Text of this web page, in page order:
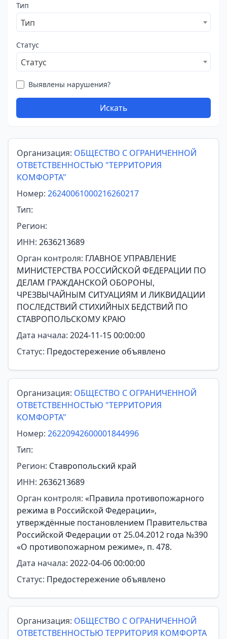
Тип
Тип
Статус
Статус
Выявлены нарушения?
Искать
Организация: ОБЩЕСТВО С ОГРАНИЧЕННОЙ
ОТВЕТСТВЕННОСТЬЮ "ТЕРРИТОРИЯ
КОМФОРТА"
Номер: 26240061000216260217
Тип:
Регион:
ИНН: 2636213689
Орган контроля: ГЛАВНОЕ УПРАВЛЕНИЕ
МИНИСТЕРСТВА РОССИЙСКОЙ ФЕДЕРАЦИИ ПО
ДЕЛАМ ГРАЖДАНСКОЙ ОБОРОНЫ,
ЧРЕЗВЫЧАЙНЫМ СИТУАЦИЯМ И ЛИКВИДАЦИИ
ПОСЛЕДСТВИЙ СТИХИЙНЫХ БЕДСТВИЙ ПО
СТАВРОПОЛЬСКОМУ КРАЮ
Дата начала: 2024-11-15 00:00:00
Статус: Предостережение объявлено
Организация: ОБЩЕСТВО С ОГРАНИЧЕННОЙ
ОТВЕТСТВЕННОСТЬЮ "ТЕРРИТОРИЯ
КОМФОРТА"
Номер: 26220942600001844996
Тип:
Регион: Ставропольский край
ИНН: 2636213689
Орган контроля: «Правила противопожарного
режима в Российской Федерации»,
утверждённые постановлением Правительства
Российской Федерации от 25.04.2012 года №390
«О противопожарном режиме», п. 478.
Дата начала: 2022-04-06 00:00:00
Статус: Предостережение объявлено
Организация: ОБЩЕСТВО С ОГРАНИЧЕННОЙ
ОТВЕТСТВЕННОСТЬЮ ТЕРРИТОРИЯ КОМФОРТА